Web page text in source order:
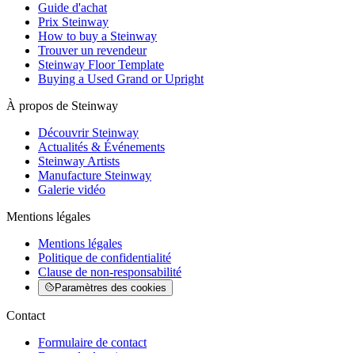
Guide d'achat
Prix Steinway
How to buy a Steinway
Trouver un revendeur
Steinway Floor Template
Buying a Used Grand or Upright
À propos de Steinway
Découvrir Steinway
Actualités & Événements
Steinway Artists
Manufacture Steinway
Galerie vidéo
Mentions légales
Mentions légales
Politique de confidentialité
Clause de non-responsabilité
Paramètres des cookies
Contact
Formulaire de contact